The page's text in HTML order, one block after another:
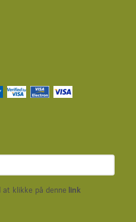
at klikke på denne link